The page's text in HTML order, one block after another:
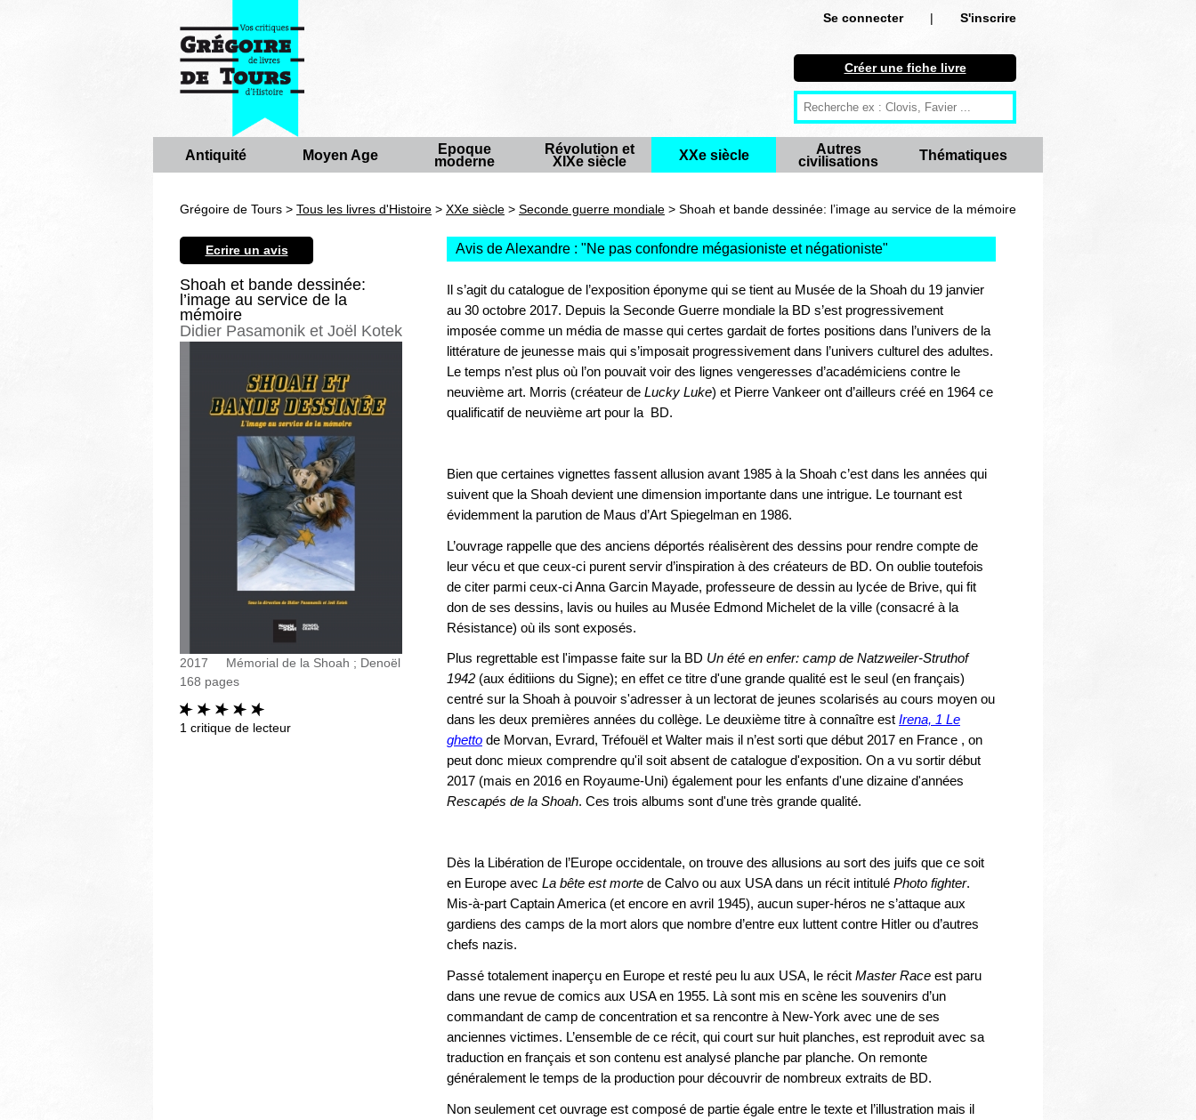
Se connecter |
S'inscrire
S'inscrire
Créer une fiche livre
Antiquité
Moyen Age
Epoque moderne
XXe siècle
Autres civilisations
Thématiques
Créer une fiche livre
Antiquité Moyen Age
Epoque
moderne
Révolution et
XIXe siècle
XXe siècle
Autres
civilisations
Thématiques
Grégoire de Tours > Tous les livres d'Histoire > XXe siècle > Seconde guerre mondiale > Shoah et bande dessinée: l’image au service de la mémoire
Ecrire un avis
Shoah et bande dessinée:
l’image au service de la
mémoire
Didier Pasamonik et Joël Kotek
2017
Mémorial de la Shoah ; Denoël
168 pages
1 critique de lecteur
Avis de Alexandre : "Ne pas confondre mégasioniste et négationiste"
Il s’agit du catalogue de l’exposition éponyme qui se tient au Musée de la Shoah du 19 janvier
au 30 octobre 2017. Depuis la Seconde Guerre mondiale la BD s’est progressivement
imposée comme un média de masse qui certes gardait de fortes positions dans l’univers de la
littérature de jeunesse mais qui s’imposait progressivement dans l’univers culturel des adultes.
Le temps n’est plus où l’on pouvait voir des lignes vengeresses d’académiciens contre le
neuvième art. Morris (créateur de Lucky Luke) et Pierre Vankeer ont d’ailleurs créé en 1964 ce
qualificatif de neuvième art pour la BD.
Bien que certaines vignettes fassent allusion avant 1985 à la Shoah c’est dans les années qui
suivent que la Shoah devient une dimension importante dans une intrigue. Le tournant est
évidemment la parution de Maus d’Art Spiegelman en 1986.
L’ouvrage rappelle que des anciens déportés réalisèrent des dessins pour rendre compte de
leur vécu et que ceux-ci purent servir d’inspiration à des créateurs de BD. On oublie toutefois
de citer parmi ceux-ci Anna Garcin Mayade, professeure de dessin au lycée de Brive, qui fit
don de ses dessins, lavis ou huiles au Musée Edmond Michelet de la ville (consacré à la
Résistance) où ils sont exposés.
Plus regrettable est l'impasse faite sur la BD Un été en enfer: camp de Natzweiler-Struthof
1942 (aux éditiions du Signe); en effet ce titre d'une grande qualité est le seul (en français)
centré sur la Shoah à pouvoir s'adresser à un lectorat de jeunes scolarisés au cours moyen ou
dans les deux premières années du collège. Le deuxième titre à connaître est Irena, 1 Le
ghetto de Morvan, Evrard, Tréfouël et Walter mais il n’est sorti que début 2017 en France , on
peut donc mieux comprendre qu'il soit absent de catalogue d'exposition. On a vu sortir début
2017 (mais en 2016 en Royaume-Uni) également pour les enfants d'une dizaine d'années
Rescapés de la Shoah. Ces trois albums sont d'une très grande qualité.
Dès la Libération de l’Europe occidentale, on trouve des allusions au sort des juifs que ce soit
en Europe avec La bête est morte de Calvo ou aux USA dans un récit intitulé Photo fighter.
Mis-à-part Captain America (et encore en avril 1945), aucun super-héros ne s’attaque aux
gardiens des camps de la mort alors que nombre d’entre eux luttent contre Hitler ou d’autres
chefs nazis.
Passé totalement inaperçu en Europe et resté peu lu aux USA, le récit Master Race est paru
dans une revue de comics aux USA en 1955. Là sont mis en scène les souvenirs d’un
commandant de camp de concentration et sa rencontre à New-York avec une de ses
anciennes victimes. L’ensemble de ce récit, qui court sur huit planches, est reproduit avec sa
traduction en français et son contenu est analysé planche par planche. On remonte
généralement le temps de la production pour découvrir de nombreux extraits de BD.
Non seulement cet ouvrage est composé de partie égale entre le texte et l’illustration mais il